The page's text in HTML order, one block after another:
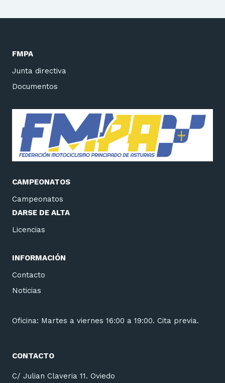
FMPA
Junta directiva
Documentos
CAMPEONATOS
Campeonatos
DARSE DE ALTA
Licencias
INFORMACIÓN
Contacto
Noticias
Oficina: Martes a viernes 16:00 a 19:00. Cita previa.
CONTACTO
C/ Julian Claveria 11. Oviedo